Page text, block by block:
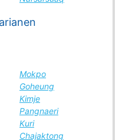
Mokpo
Goheung
Kimje
Pangnaeri
Kuri
Chajaktong